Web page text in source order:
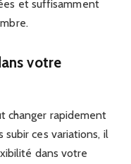
et suffisamment
votre
changer rapidement
subir ces variations, il
dans votre